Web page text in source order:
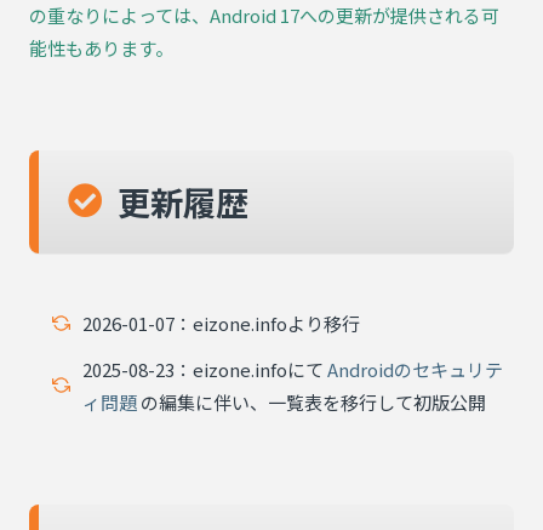
の重なりによっては、Android 17への更新が提供される可
能性もあります。
更新履歴
2026-01-07：eizone.infoより移行
2025-08-23：eizone.infoにてAndroidのセキュリテ
ィ問題の編集に伴い、一覧表を移行して初版公開